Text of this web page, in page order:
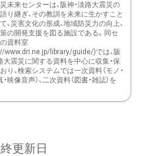
未来センターは、阪神・淡路大震災の
り継ぎ、その教訓を未来に生かすこと
、災害文化の形成、地域防災力の向上、
の開発支援を図る施設である。同セ
資料室
www.dri.ne.jp/library/guide/)では、阪
大震災に関する資料を中心に収集・保
り、検索システムでは一次資料（モノ・
・映像音声）、二次資料（図書・雑誌）を
更新日